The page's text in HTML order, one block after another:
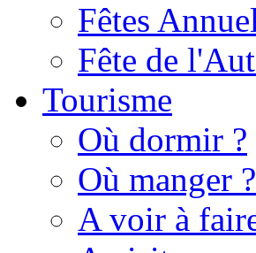
Fêtes
Fête de
Tourisme
Où dormir ?
Où manger ?
A voir à